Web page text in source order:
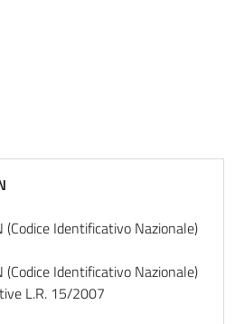
Identificativo Nazionale)
Identificativo Nazionale)
L.R. 15/2007